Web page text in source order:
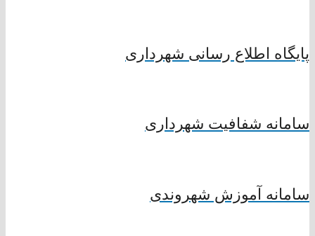
پایگاه اطلاع رسانی شهرداری
سامانه شفافیت شهرداری
سامانه آموزش شهروندی